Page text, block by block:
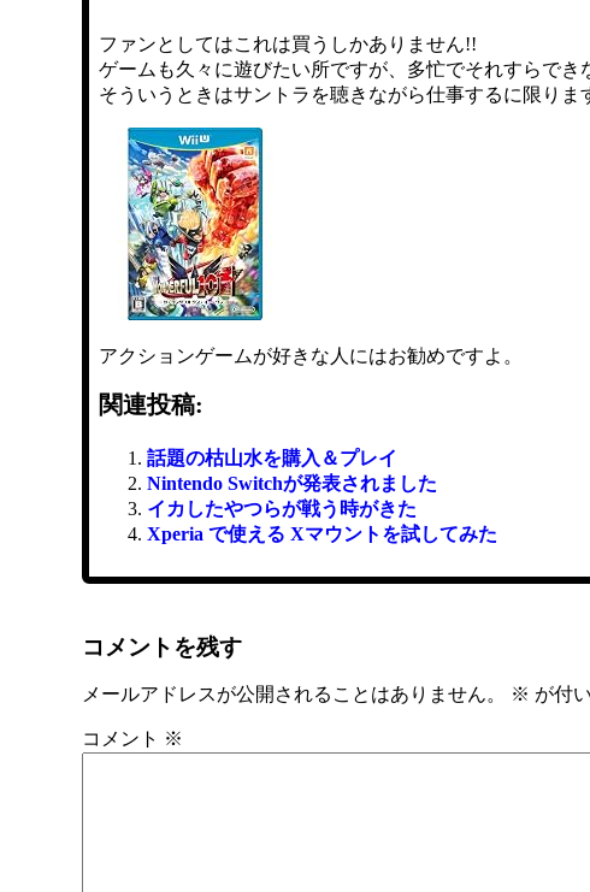
ファンとしてはこれは買うしかありません!!
ゲームも久々に遊びたい所ですが、多忙でそれすらでき
そういうときはサントラを聴きながら仕事するに限りま
アクションゲームが好きな人にはお勧めですよ。
関連投稿:
話題の枯山水を購入＆プレイ
Nintendo Switchが発表されました
イカしたやつらが戦う時がきた
Xperia で使える Xマウントを試してみた
コメントを残す
メールアドレスが公開されることはありません。 ※ が付
コメント ※